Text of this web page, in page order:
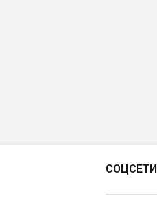
СОЦСЕТИ